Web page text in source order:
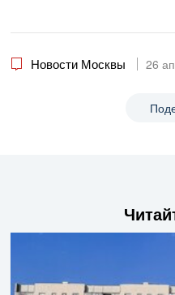
Новости Москвы 26